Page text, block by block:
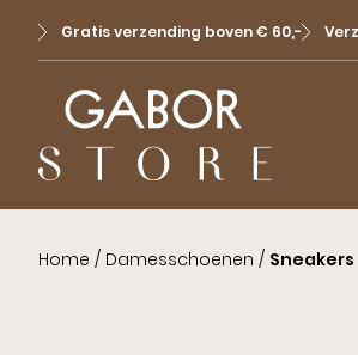
Gratis verzending boven € 60,-
Home / Damesschoenen / Sneakers